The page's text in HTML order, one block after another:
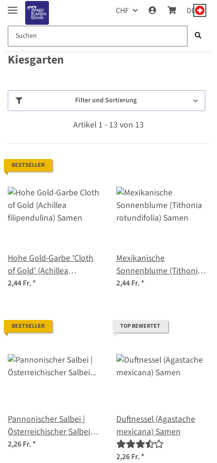
CHF DE
Kiesgarten
Filter und Sortierung
Artikel 1 - 13 von 13
BESTSELLER
Hohe Gold-Garbe 'Cloth
of Gold' (Achillea
filipendulina) Samen
2,44 Fr.*
Mexikanische
Sonnenblume (Tithonia
rotundifolia) Samen
2,44 Fr.*
BESTSELLER
Pannonischer Salbei |
Österreichischer Salbei
(Salvia austriaca) Samen
2,26 Fr.*
TOP BEWERTET
Duftnessel (Agastache
mexicana) Samen
2,26 Fr.*